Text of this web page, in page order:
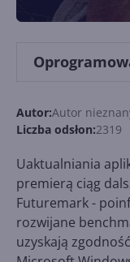
Autor:Autor
Liczba odsłon:2319
Uaktualniania
premierą ciąg
Futuremark -
rozwijane
uzyskają